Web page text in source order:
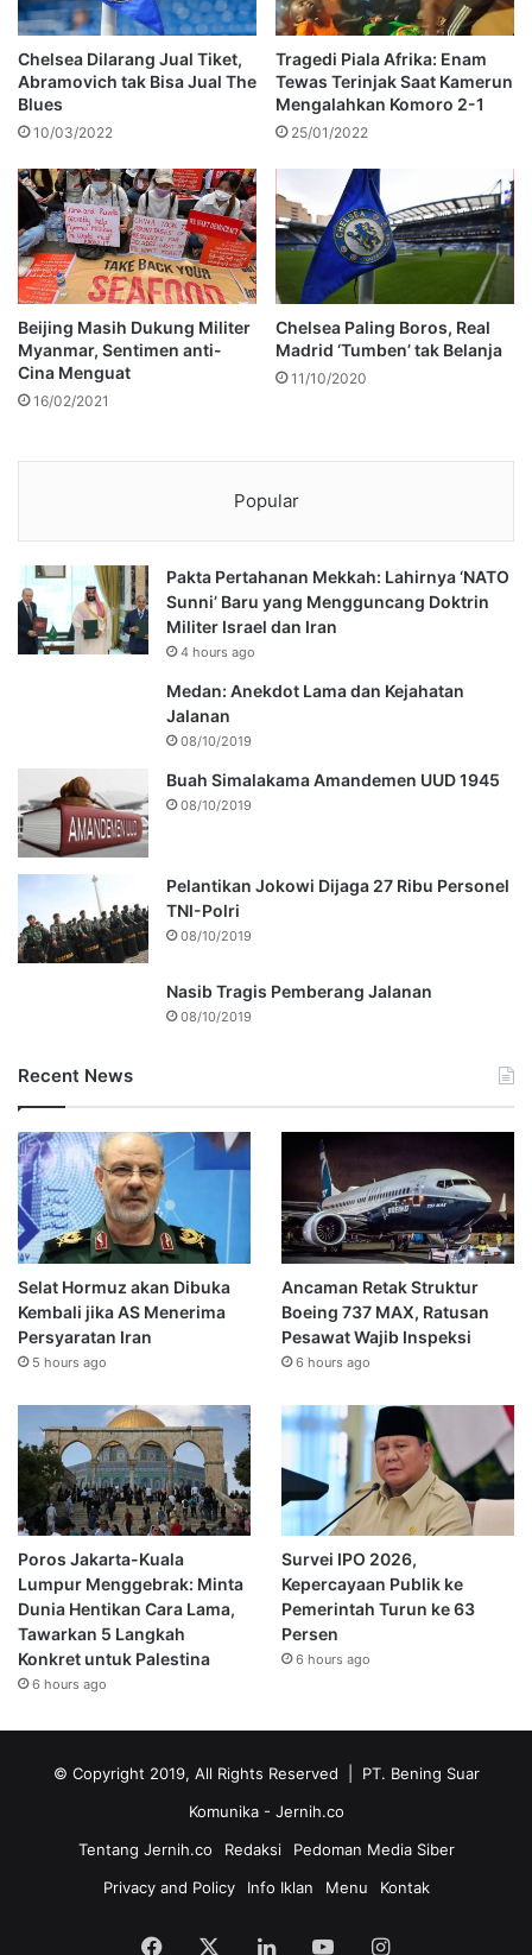
Chelsea Dilarang Jual Tiket,
Abramovich tak Bisa Jual The
Blues
10/03/2022
Tragedi Piala Afrika: Enam
Tewas Terinjak Saat Kamerun
Mengalahkan Komoro 2-1
25/01/2022
Beijing Masih Dukung Militer
Myanmar, Sentimen anti-
Cina Menguat
16/02/2021
Chelsea Paling Boros, Real
Madrid ‘Tumben’ tak Belanja
11/10/2020
Popular
Pakta Pertahanan Mekkah: Lahirnya ‘NATO
Sunni’ Baru yang Mengguncang Doktrin
Militer Israel dan Iran
4 hours ago
Medan: Anekdot Lama dan Kejahatan
Jalanan
08/10/2019
Buah Simalakama Amandemen UUD 1945
08/10/2019
Pelantikan Jokowi Dijaga 27 Ribu Personel
TNI-Polri
08/10/2019
Nasib Tragis Pemberang Jalanan
08/10/2019
Recent News
Selat Hormuz akan Dibuka
Kembali jika AS Menerima
Persyaratan Iran
5 hours ago
Ancaman Retak Struktur
Boeing 737 MAX, Ratusan
Pesawat Wajib Inspeksi
6 hours ago
Poros Jakarta-Kuala
Lumpur Menggebrak: Minta
Dunia Hentikan Cara Lama,
Tawarkan 5 Langkah
Konkret untuk Palestina
6 hours ago
Survei IPO 2026,
Kepercayaan Publik ke
Pemerintah Turun ke 63
Persen
6 hours ago
© Copyright 2019, All Rights Reserved | PT. Bening Suar
Komunika - Jernih.co
Tentang Jernih.co
Redaksi
Pedoman Media Siber
Privacy and Policy
Info Iklan Menu Kontak
Facebook LinkedInYouTubeInstagram